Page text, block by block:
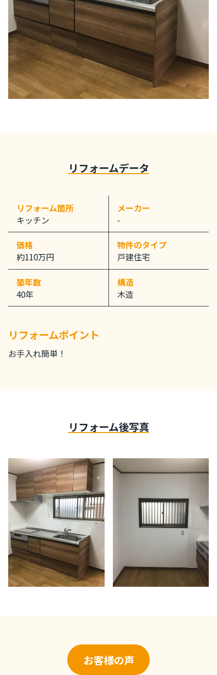
リフォームデータ
リフォーム箇所
キッチン
メーカー
-
価格
約110万円
物件のタイプ
戸建住宅
築年数
40年
構造
木造
リフォームポイント
お手入れ簡単！
リフォーム後写真
お客様の声